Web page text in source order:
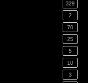
329
2
70
25
5
10
3